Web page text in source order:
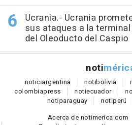
Ucrania.- Ucrania
sus ataques a la
del Oleoducto del Caspio
noti
noticiargentina notibolivia
colombiapress notiecuador
notiparaguay notiperú
Acerca de notimerica.com